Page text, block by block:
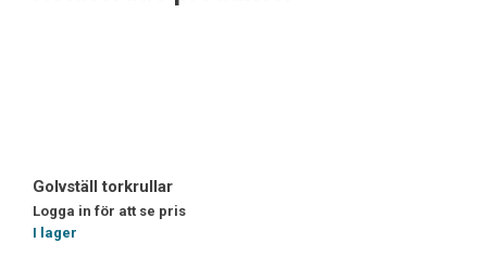
Golvställ torkrullar
Logga in för att se pris
I lager